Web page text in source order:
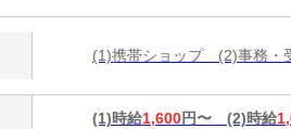
(1)携帯ショップ (2)事務
(1)時給1,600円〜 (2)時給